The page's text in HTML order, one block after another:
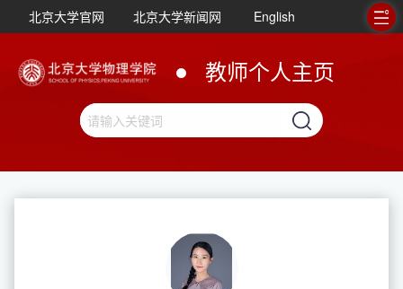
北京大学官网 北京大学新闻网 English
教师个人主页